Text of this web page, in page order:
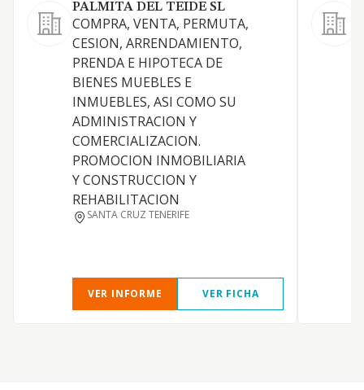
PALMITA DEL TEIDE SL
COMPRA, VENTA, PERMUTA,
CESION, ARRENDAMIENTO,
PRENDA E HIPOTECA DE
BIENES MUEBLES E
INMUEBLES, ASI COMO SU
ADMINISTRACION Y
COMERCIALIZACION.
PROMOCION INMOBILIARIA
Y CONSTRUCCION Y
REHABILITACION
SANTA CRUZ TENERIFE
VER INFORME VER FICHA